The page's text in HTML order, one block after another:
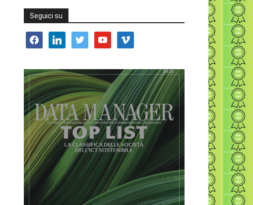
Seguici su
facebooklinkedin twitter youtube vimeo